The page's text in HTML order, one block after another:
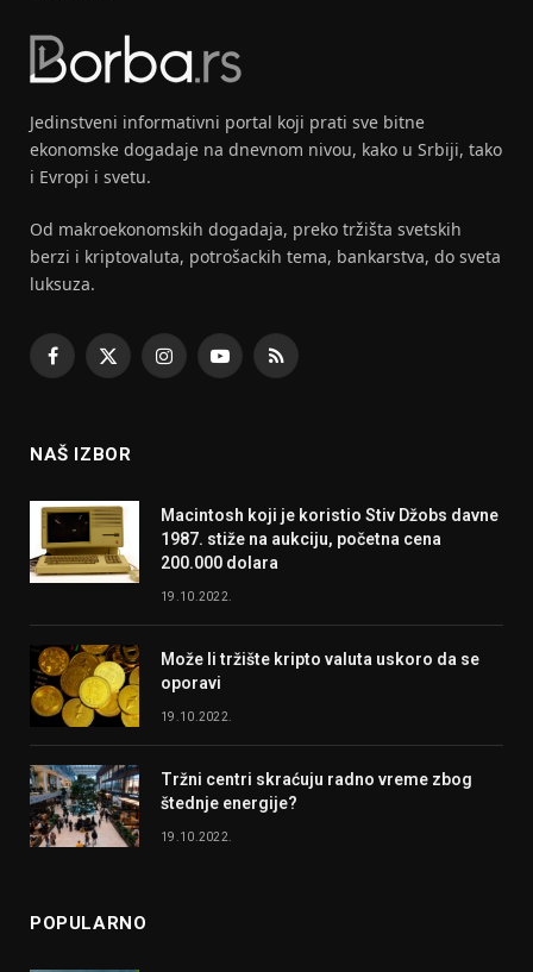
Jedinstveni informativni portal koji prati sve bitne
ekonomske dogadaje na dnevnom nivou, kako u Srbiji, tako
i Evropi i svetu.
Od makroekonomskih dogadaja, preko tržišta svetskih
berzi i kriptovaluta, potrošackih tema, bankarstva, do sveta
luksuza.
Facebook
X
InstagramYouTubeRSS
NAŠ IZBOR
Macintosh koji je koristio Stiv Džobs davne
1987. stiže na aukciju, početna cena
200.000 dolara
19.10.2022.
Može li tržište kripto valuta uskoro da se
oporavi
19.10.2022.
Tržni centri skraćuju radno vreme zbog
štednje energije?
19.10.2022.
POPULARNO